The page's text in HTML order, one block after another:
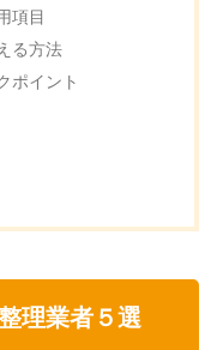
項目
る方法
ポイント
理業者５選